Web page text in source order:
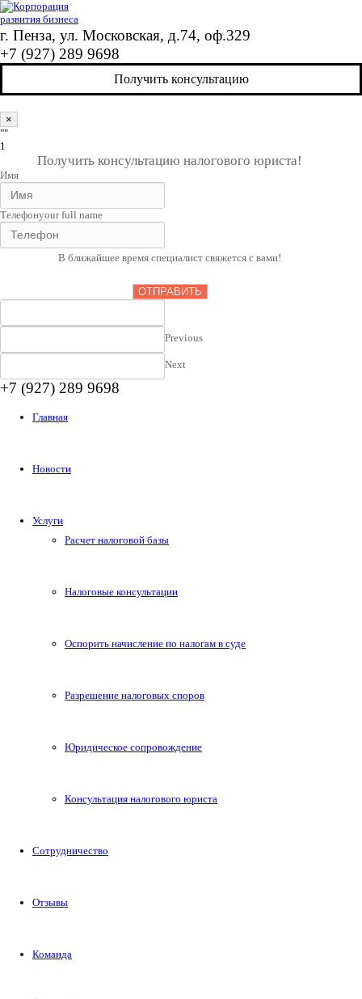
г. Пенза, ул. Московская, д.74, оф.329
+7 (927) 289 9698
Получить консультацию
×
""
1
Получить консультацию налогового юриста!
Имя
Телефонyour full name
В ближайшее время специалист свяжется с вами!
ОТПРАВИТЬ
Previous
Next
+7 (927) 289 9698
Главная
Новости
Услуги
Расчет налоговой базы
Налоговые консультации
Оспорить начисление по налогам в суде
Разрешение налоговых споров
Юридическое сопровождение
Консультация налогового юриста
Сотрудничество
Отзывы
Команда